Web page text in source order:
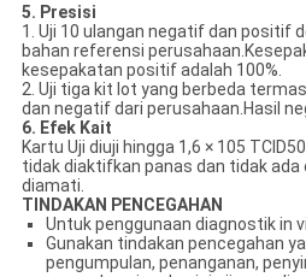
5. Presisi
1. Uji 10 ulangan negatif dan positif
bahan referensi
kesepakatan positif adalah 100%.
2. Uji tiga kit lot yang berbeda
dan negatif dari perusahaan.Hasil
6. Efek Kait
Kartu Uji diuji hingga 1,6 × 105
tidak diaktifkan panas dan tidak
diamati.
TINDAKAN PENCEGAHAN
Untuk penggunaan diagnostik in
Gunakan tindakan pencegahan
pengumpulan, penanganan,